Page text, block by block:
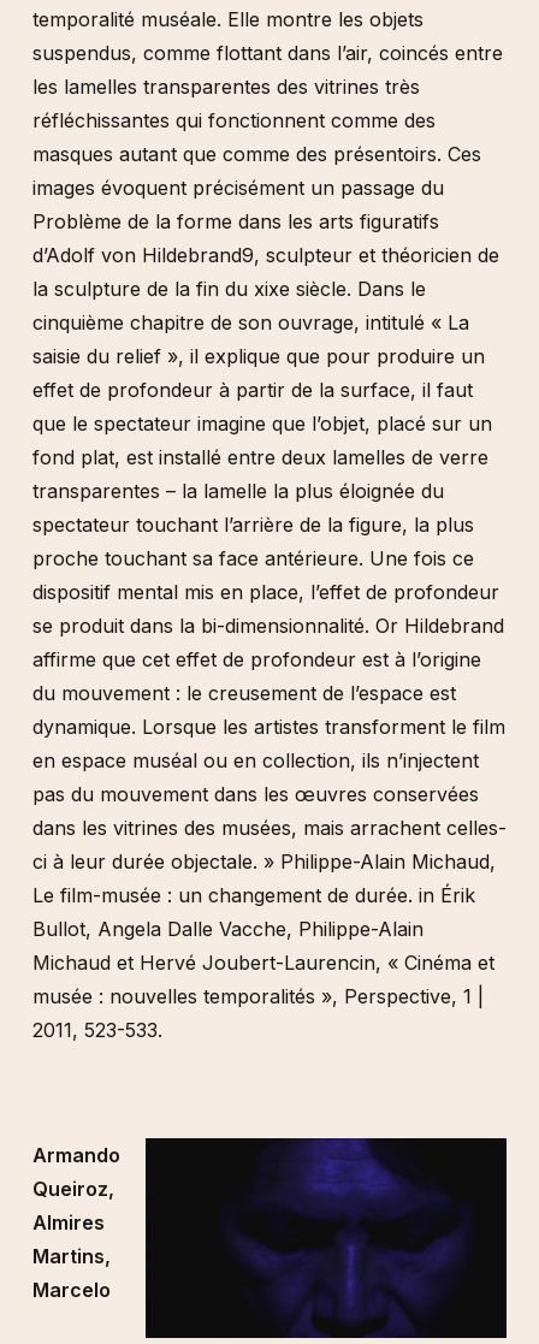
temporalité muséale. Elle montre les objets
suspendus, comme flottant dans l’air, coincés entre
les lamelles transparentes des vitrines très
réfléchissantes qui fonctionnent comme des
masques autant que comme des présentoirs. Ces
images évoquent précisément un passage du
Problème de la forme dans les arts figuratifs
d’Adolf von Hildebrand9, sculpteur et théoricien de
la sculpture de la fin du xixe siècle. Dans le
cinquième chapitre de son ouvrage, intitulé « La
saisie du relief », il explique que pour produire un
effet de profondeur à partir de la surface, il faut
que le spectateur imagine que l’objet, placé sur un
fond plat, est installé entre deux lamelles de verre
transparentes – la lamelle la plus éloignée du
spectateur touchant l’arrière de la figure, la plus
proche touchant sa face antérieure. Une fois ce
dispositif mental mis en place, l’effet de profondeur
se produit dans la bi-dimensionnalité. Or Hildebrand
affirme que cet effet de profondeur est à l’origine
du mouvement : le creusement de l’espace est
dynamique. Lorsque les artistes transforment le film
en espace muséal ou en collection, ils n’injectent
pas du mouvement dans les œuvres conservées
dans les vitrines des musées, mais arrachent celles-
ci à leur durée objectale. » Philippe-Alain Michaud,
Le film-musée : un changement de durée. in Érik
Bullot, Angela Dalle Vacche, Philippe-Alain
Michaud et Hervé Joubert-Laurencin, « Cinéma et
musée : nouvelles temporalités », Perspective, 1 |
2011, 523-533.
Armando
Queiroz,
Almires
Martins,
Marcelo